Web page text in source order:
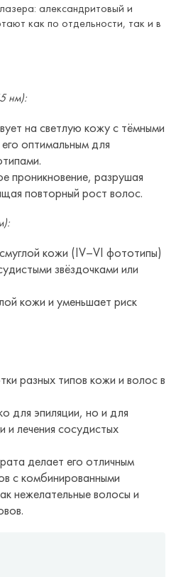
александритовый и
как по отдельности, так и в
нм):
на светлую кожу с тёмными
оптимальным для
проникновение, разрушая
повторный рост волос.
кожи (IV–VI фототипы)
звёздочками или
кожи и уменьшает риск
разных типов кожи и волос в
для эпиляции, но и для
и лечения сосудистых
делает его отличным
с комбинированными
нежелательные волосы и